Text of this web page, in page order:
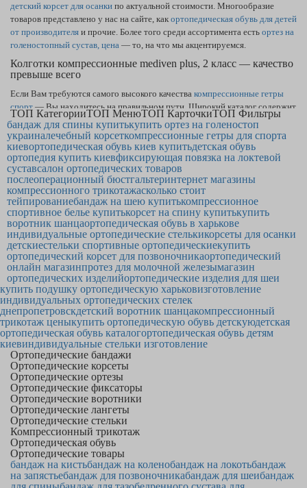
детский корсет для осанки по актуальной стоимости. Многообразие
товаров представлено у нас на сайте, как ортопедическая обувь для детей
от производителя и прочие. Более того среди ассортимента есть ортез на
голеностопный сустав, цена — то, на что мы акцентируемся.
Колготки компрессионные mediven plus, 2 класс — качество
превыше всего
Если Вам требуются самого высокого качества компрессионные гетры
спорт — Вы находитесь на правильном пути. Широкий каталог содержит
товары, какмужское компрессионное белье для спорта — купить
сможете, заказав обратную связь. В нашем магазине наиболее выгодная
на рынкецена фиксатора лучезапястного суставав Одессе и по
остальным регионам. Надёжныйпротез грудиоднозначно станет
покупкой, о которой Вы не пожалеете.
ТОП КатегорииТОП МенюТОП КарточкиТОП Фильтры
бандаж для спины купитькупить ортез на голеностоп
украиналечебный корсеткомпрессионные гетры для спорта
киевортопедическая обувь киев купитьдетская обувь
ортопедия купить киевфиксирующая повязка на локтевой
суставсалон ортопедических товаров
послеоперационный бюстгальтеринтернет магазины
компрессионного трикотажасколько стоит
тейпированиебандаж на шею купитькомпрессионное
спортивное белье купитькорсет на спину купитькупить
воротник шанцаортопедическая обувь в харькове
индивидуальные ортопедические стелькикорсеты для осанки
детскиестельки спортивные ортопедическиекупить
ортопедический корсет для позвоночникаортопедический
онлайн магазинпротез для молочной железымагазин
ортопедических изделийортопедические изделия для шеи
купить подушку ортопедическую харьковизготовление
индивидуальных ортопедических стелек
днепропетровскдетский воротник шанцакомпрессионный
трикотаж ценыкупить ортопедическую обувь детскуюдетская
ортопедическая обувь каталогортопедическая обувь детям
киевиндивидуальные стельки изготовление
Ортопедические бандажи
Ортопедические корсеты
Ортопедические ортезы
Ортопедические фиксаторы
Ортопедические воротники
Ортопедические лангеты
Ортопедические стельки
Компрессионный трикотаж
Ортопедическая обувь
Ортопедические товары
бандаж на кистьбандаж на коленобандаж на локотьбандаж
на запястьебандаж для позвоночникабандаж для шеибандаж